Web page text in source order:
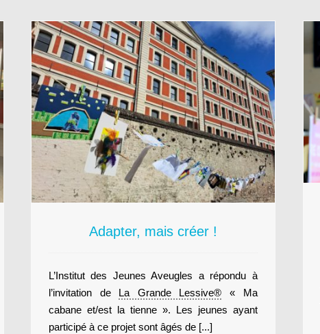
Adapter, mais créer !
L’Institut des Jeunes Aveugles a répondu à
l’invitation de
La Grande Lessive® « Ma
cabane et/est la tienne ». Les jeunes ayant
participé à ce projet sont âgés de [...]
De la vie et du voyage au CHU
de Toulouse
Territoires